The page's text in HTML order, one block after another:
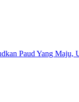
Paud Yang Maju,